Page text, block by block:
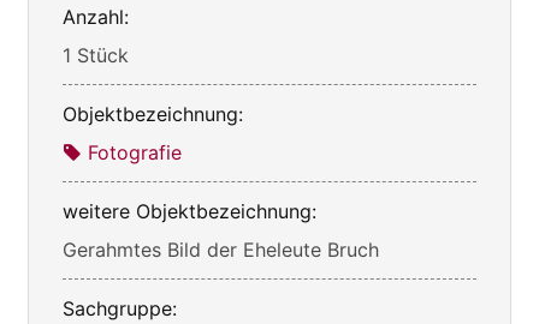
Anzahl:
1 Stück
Objektbezeichnung:
Fotografie
weitere Objektbezeichnung:
Gerahmtes Bild der Eheleute Bruch
Sachgruppe: